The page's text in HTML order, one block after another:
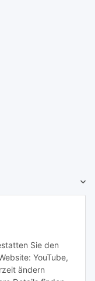
Sie den
YouTube,
ändern